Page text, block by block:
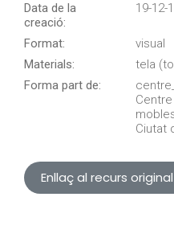
Data de la
creació:
19-12-
Format:
visual
Materials:
tela
Forma part de:
Ciutat
Enllaç al recurs original